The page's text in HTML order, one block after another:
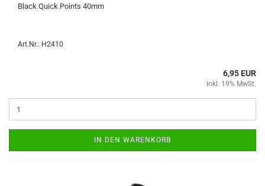
Black Quick Points 40mm
Art.Nr.: H2410
6,95 EUR
inkl. 19% MwSt.
IN DEN WARENKORB